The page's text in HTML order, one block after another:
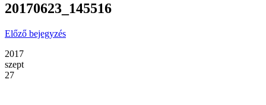
20170623_145516
Előző bejegyzés
2017
szept
27